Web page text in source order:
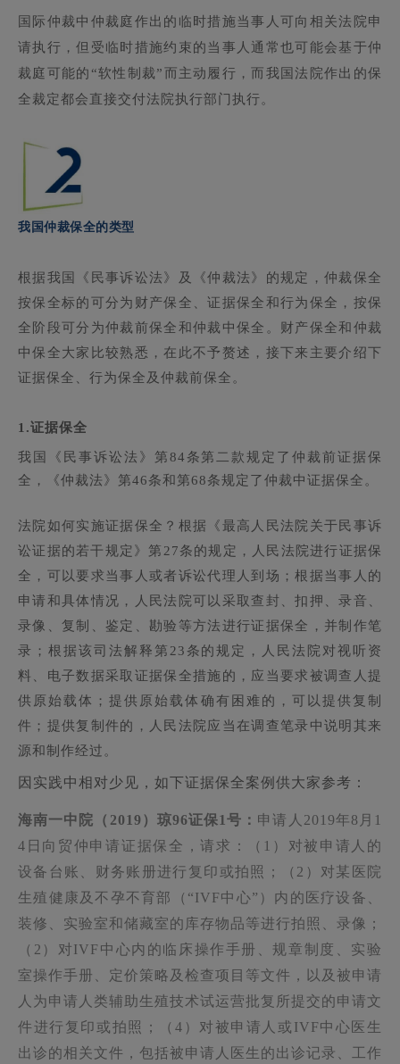
国际仲裁中仲裁庭作出的临时措施当事人可向相关法院申
请执行，但受临时措施约束的当事人通常也可能会基于仲
裁庭可能的“软性制裁”而主动履行，而我国法院作出的保
全裁定都会直接交付法院执行部门执行。
我国仲裁保全的类型
根据我国《民事诉讼法》及《仲裁法》的规定，仲裁保全
按保全标的可分为财产保全、证据保全和行为保全，按保
全阶段可分为仲裁前保全和仲裁中保全。财产保全和仲裁
中保全大家比较熟悉，在此不予赘述，接下来主要介绍下
证据保全、行为保全及仲裁前保全。
1.证据保全
我国《民事诉讼法》第84条第二款规定了仲裁前证据保
全，《仲裁法》第46条和第68条规定了仲裁中证据保全。
法院如何实施证据保全？根据《最高人民法院关于民事诉
讼证据的若干规定》第27条的规定，人民法院进行证据保
全，可以要求当事人或者诉讼代理人到场；根据当事人的
申请和具体情况，人民法院可以采取查封、扣押、录音、
录像、复制、鉴定、勘验等方法进行证据保全，并制作笔
录；根据该司法解释第23条的规定，人民法院对视听资
料、电子数据采取证据保全措施的，应当要求被调查人提
供原始载体；提供原始载体确有困难的，可以提供复制
件；提供复制件的，人民法院应当在调查笔录中说明其来
源和制作经过。
因实践中相对少见，如下证据保全案例供大家参考：
海南一中院（ 2019 ）琼96证保1号： 申请人 2019年8 月 1
4 日向贸仲申请证据保全，请求：（ 1 ）对被申请人的
设备台账、财务账册进行复印或拍照；（ 2 ）对某医院
生殖健康及不孕不育部（“IVF中心”）内的医疗设备、
装修、实验室和储藏室的库存物品等进行拍照、录像；
（ 2 ）对IVF 中心内的临床操作手册、规章制度、实验
室操作手册、定价策略及检查项目等文件，以及被申请
人为申请人类辅助生殖技术试运营批复所提交的申请文
件进行复印或拍照；（ 4 ）对被申请人或 IVF中心医生
出诊的相关文件，包括被申请人医生的出诊记录、工作